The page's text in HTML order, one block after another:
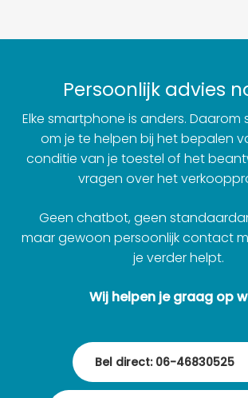
Persoonlijk advies
Elke smartphone is anders. Daarom
om je te helpen bij het bepalen
conditie van je toestel of het
vragen over het
Geen chatbot, geen
maar gewoon persoonlijk contact
je verder helpt.
Wij helpen je graag op
Bel direct: 06-46830525